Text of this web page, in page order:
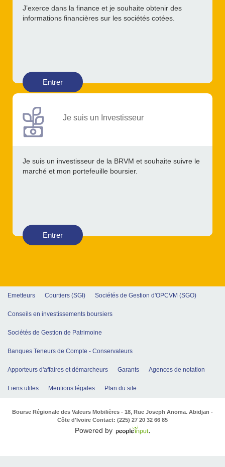
J’exerce dans la finance et je souhaite obtenir des
informations financières sur les sociétés cotées.
Entrer
Je suis un Investisseur
Je suis un investisseur de la BRVM et souhaite suivre le
marché et mon portefeuille boursier.
Entrer
Emetteurs Courtiers (SGI) Sociétés de Gestion d'OPCVM (SGO)
Conseils en investissements boursiers
Sociétés de Gestion de Patrimoine
Banques Teneurs de Compte - Conservateurs
Apporteurs d'affaires et démarcheurs Garants Agences de notation
Liens utiles Mentions légales Plan du site
Bourse Régionale des Valeurs Mobilières - 18, Rue Joseph Anoma. Abidjan -
Côte d'Ivoire Contact: (225) 27 20 32 66 85
Powered by